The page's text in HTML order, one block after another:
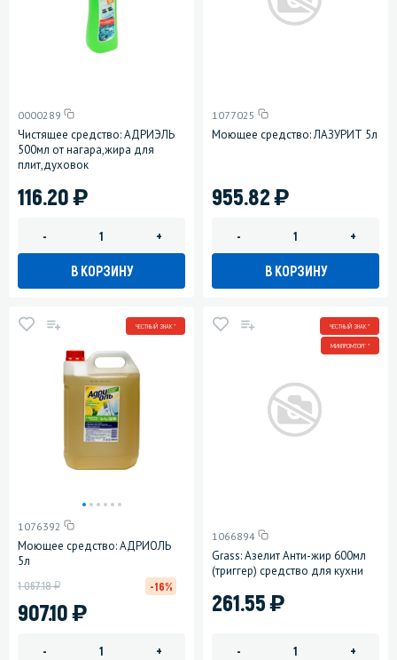
0000289
Чистящее средство: АДРИЭЛЬ
500мл от нагара,жира для
плит,духовок
116.20)
- +
В КОРЗИНУ
1077025
Моющее средство: ЛАЗУРИТ 5л
955.82)
- +
В КОРЗИНУ
ЧЕСТНЫЙ ЗНАК *
1076392
Моющее средство: АДРИОЛЬ
5л
907.10)
1 067.18у -16%
- +
ЧЕСТНЫЙ ЗНАК *
МИНПРОМТОРГ *
1066894
Grass: Азелит Анти-жир 600мл
(триггер) средство для кухни
261.55)
- +